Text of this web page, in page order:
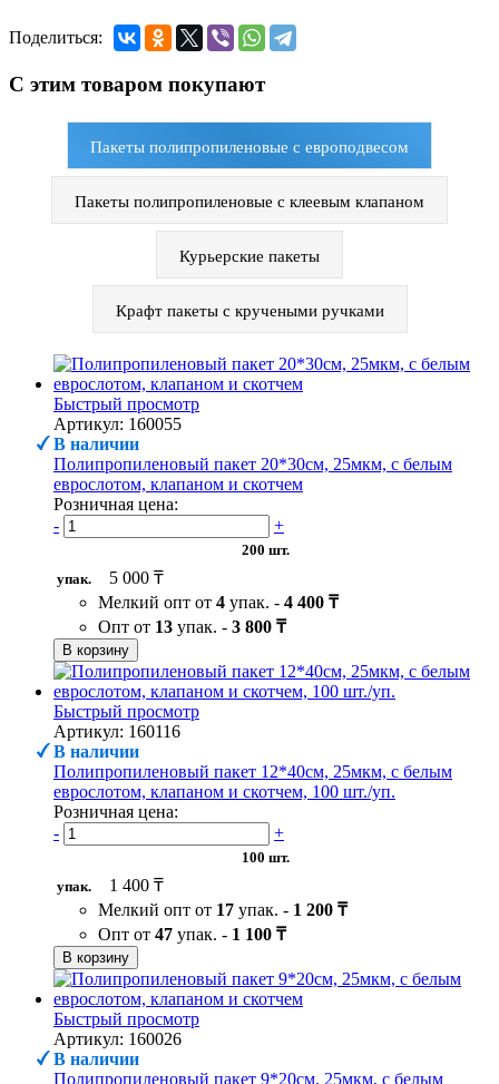
Поделиться:
С этим товаром покупают
Пакеты полипропиленовые с европодвесом
Пакеты полипропиленовые с клеевым клапаном
Курьерские пакеты
Крафт пакеты с кручеными ручками
Быстрый просмотр
Артикул: 160055
В наличии
Полипропиленовый пакет 20*30см, 25мкм, с белым
еврослотом, клапаном и скотчем
Розничная цена:
-
+
200 шт.
упак.
5 000 ₸
Мелкий опт от 4 упак. - 4 400 ₸
Опт от 13 упак. - 3 800 ₸
В корзину
Быстрый просмотр
Артикул: 160116
В наличии
Полипропиленовый пакет 12*40см, 25мкм, с белым
еврослотом, клапаном и скотчем, 100 шт./уп.
Розничная цена:
-
+
100 шт.
упак.
1 400 ₸
Мелкий опт от 17 упак. - 1 200 ₸
Опт от 47 упак. - 1 100 ₸
В корзину
Быстрый просмотр
Артикул: 160026
В наличии
Полипропиленовый пакет 9*20см, 25мкм, с белым